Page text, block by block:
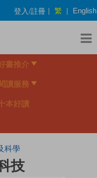
登入/註冊 | 繁 | English
書推介
讀服務
本好讀
科學
技